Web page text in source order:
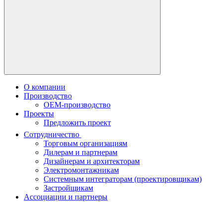
О компании
Производство
OEM-производство
Проекты
Предложить проект
Сотрудничество
Торговым организациям
Дилерам и партнерам
Дизайнерам и архитекторам
Электромонтажникам
Системным интеграторам (проектировщикам)
Застройщикам
Ассоциации и партнеры